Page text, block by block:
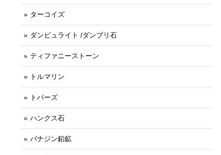
ターコイズ
ダンビュライト /ダンブリ石
ティファニーストーン
トルマリン
トパーズ
ハンクス石
バナジン鉛鉱